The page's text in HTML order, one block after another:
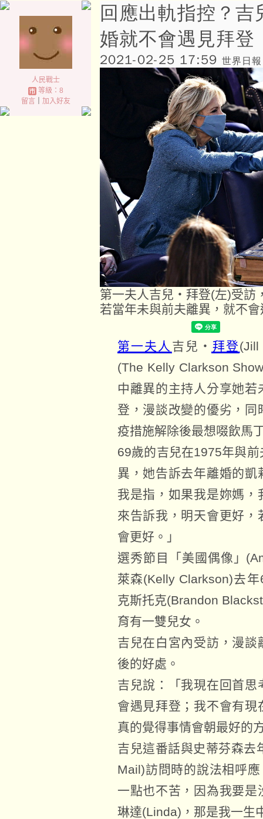
人民戰士
等級：8
留言｜ 加入好友
回應出軌指控？
婚就不會遇見拜登
2021-02-25 17:59 世界日
第一夫人吉兒‧拜登(左)受訪
若當年未與前夫離異，就不
第一夫人 吉兒‧ 拜登(Jill
(The Kelly Clarkson
中離異的主持人分享她
登，漫談改變的優劣，同
疫措施解除後最想啜飲馬
69歲的吉兒在1975年與
異，她告訴去年離婚的
我是指，如果我是妳媽
來告訴我，明天會更好
會更好。」
選秀節目「美國偶像」
萊森(Kelly Clarkson)去
克斯托克(Brandon
育有一雙兒女。
吉兒在白宮內受訪，漫
後的好處。
吉兒說：「我現在回首
會遇見拜登；我不會有
真的覺得事情會朝最好的
吉兒這番話與史蒂芬森去
Mail)訪問時的說法相呼
一點也不苦，因為我要
琳達(Linda)，那是我一生